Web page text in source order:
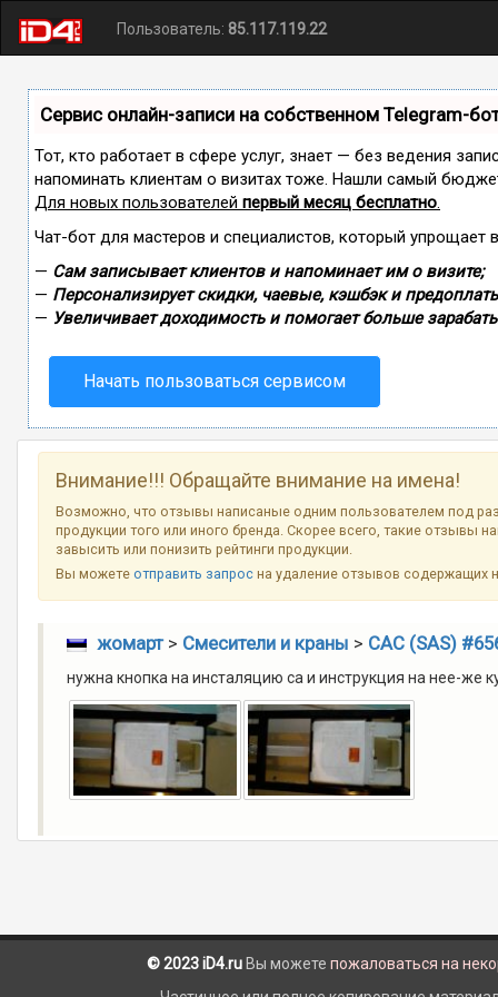
Пользователь: 85.117.119.22
Сервис онлайн-записи на собственном Telegram-
Тот, кто работает в сфере услуг, знает — без ведения
напоминать клиентам о визитах тоже. Нашли самый
Для новых пользователей первый месяц бесплатно.
Чат-бот для мастеров и специалистов, который упрощает
— Сам записывает клиентов и напоминает им о визите;
— Персонализирует скидки, чаевые, кэшбэк и
— Увеличивает доходимость и помогает больше
Начать пользоваться сервисом
Внимание!!! Обращайте внимание на имена!
Возможно, что отзывы написаные одним пользователем под
продукции того или иного бренда. Скорее всего, такие отзывы
завысить или понизить рейтинги продукции.
Вы можетеотправить запрос на удаление отзывов
жомарт> Смесители и краны > САС (SAS)
нужна кнопка на инсталяцию са и инструкция на нее-же
© 2023 iD4.ru Вы можете пожаловаться на